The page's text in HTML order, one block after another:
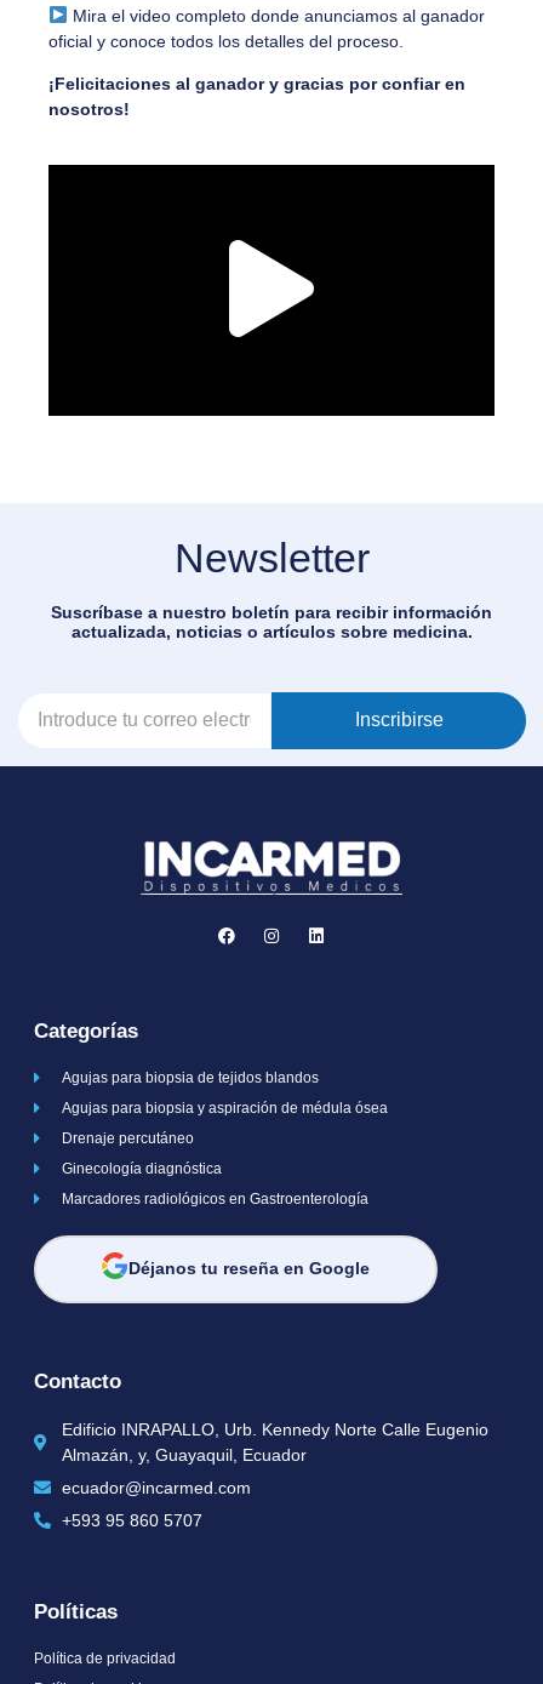
Mira el video completo donde anunciamos al ganador
oficial y conoce todos los detalles del proceso.
¡Felicitaciones al ganador y gracias por confiar en
nosotros!
Newsletter
Suscríbase a nuestro boletín para recibir información
actualizada, noticias o artículos sobre medicina.
Inscribirse
Categorías
Agujas para biopsia de tejidos blandos
Agujas para biopsia y aspiración de médula ósea
Drenaje percutáneo
Ginecología diagnóstica
Marcadores radiológicos en Gastroenterología
Déjanos tu reseña en Google
Contacto
Edificio INRAPALLO, Urb. Kennedy Norte Calle Eugenio
Almazán, y, Guayaquil, Ecuador
ecuador@incarmed.com
+593 95 860 5707
Políticas
Política de privacidad